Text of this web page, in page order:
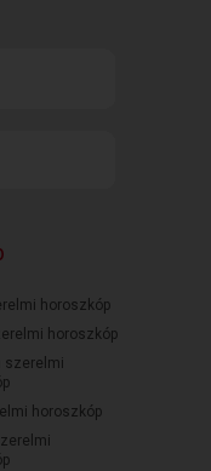
horoszkóp
horoszkóp
szerelmi
horoszkóp